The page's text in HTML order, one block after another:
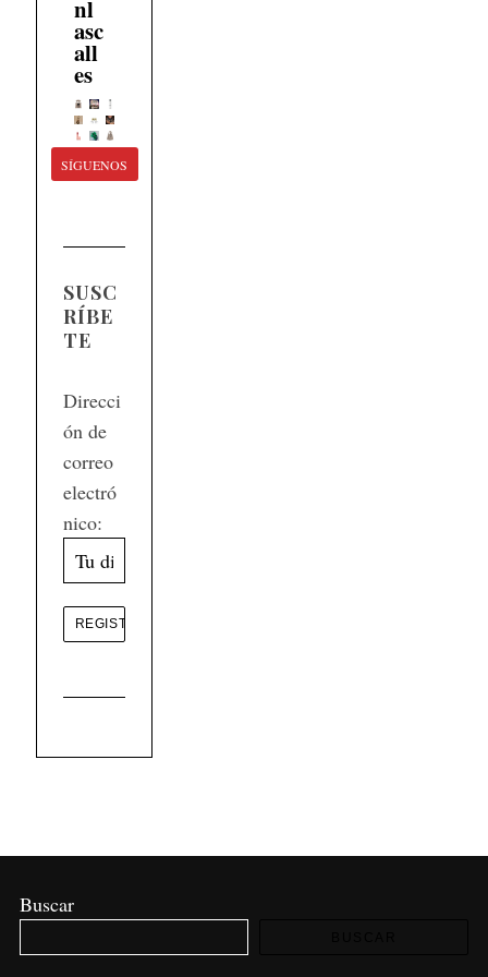
nl
asc
all
es
SÍGUENOS
SUSC
RÍBE
TE
Direcci
ón de
correo
electró
nico:
Buscar